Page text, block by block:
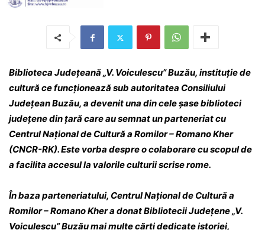
Biblioteca Județeană „V. Voiculescu” Buzău, instituție de
cultură ce funcționează sub autoritatea Consiliului
Județean Buzău, a devenit una din cele șase biblioteci
județene din țară care au semnat un parteneriat cu
Centrul Național de Cultură a Romilor – Romano Kher
(CNCR-RK). Este vorba despre o colaborare cu scopul de
a facilita accesul la valorile culturii scrise rome.
În baza parteneriatului, Centrul Național de Cultură a
Romilor – Romano Kher a donat Bibliotecii Județene „V.
Voiculescu” Buzău mai multe cărți dedicate istoriei,